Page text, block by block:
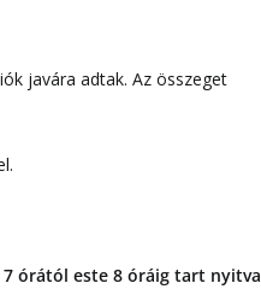
javára adtak. Az összeget
órától este 8 óráig tart nyitva